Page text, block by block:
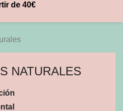
de 40€
NATURALES